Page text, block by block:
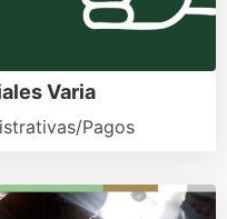
Varia
Pagos